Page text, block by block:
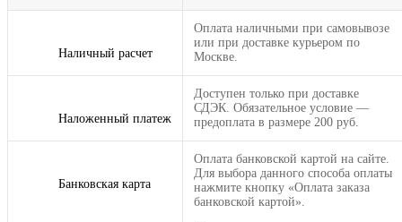
Наличный расчет
Оплата наличными при самовывозе
или при доставке курьером по
Москве.
Наложенный платеж
Доступен только при доставке
СДЭК. Обязательное условие —
предоплата в размере 200 руб.
Банковская карта
Оплата банковской картой на сайте.
Для выбора данного способа оплаты
нажмите кнопку «Оплата заказа
банковской картой».